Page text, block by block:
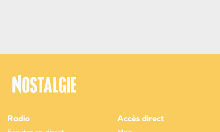
Radio Accès direct